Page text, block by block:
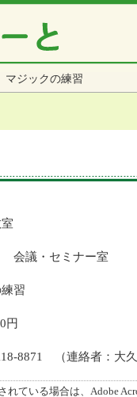
マジックの練習
議・セミナー室
習
円
8871 （連絡者：大
ている場合は、Adobe